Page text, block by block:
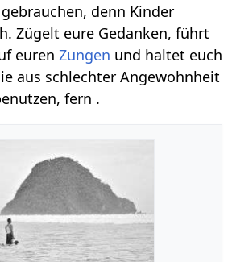
denn Kinder
Zügelt eure Gedanken, führt
eurenZungen und haltet euch
aus schlechter Angewohnheit
fern .